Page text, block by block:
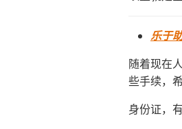
乐于
随着现在
些手续，
身份证，